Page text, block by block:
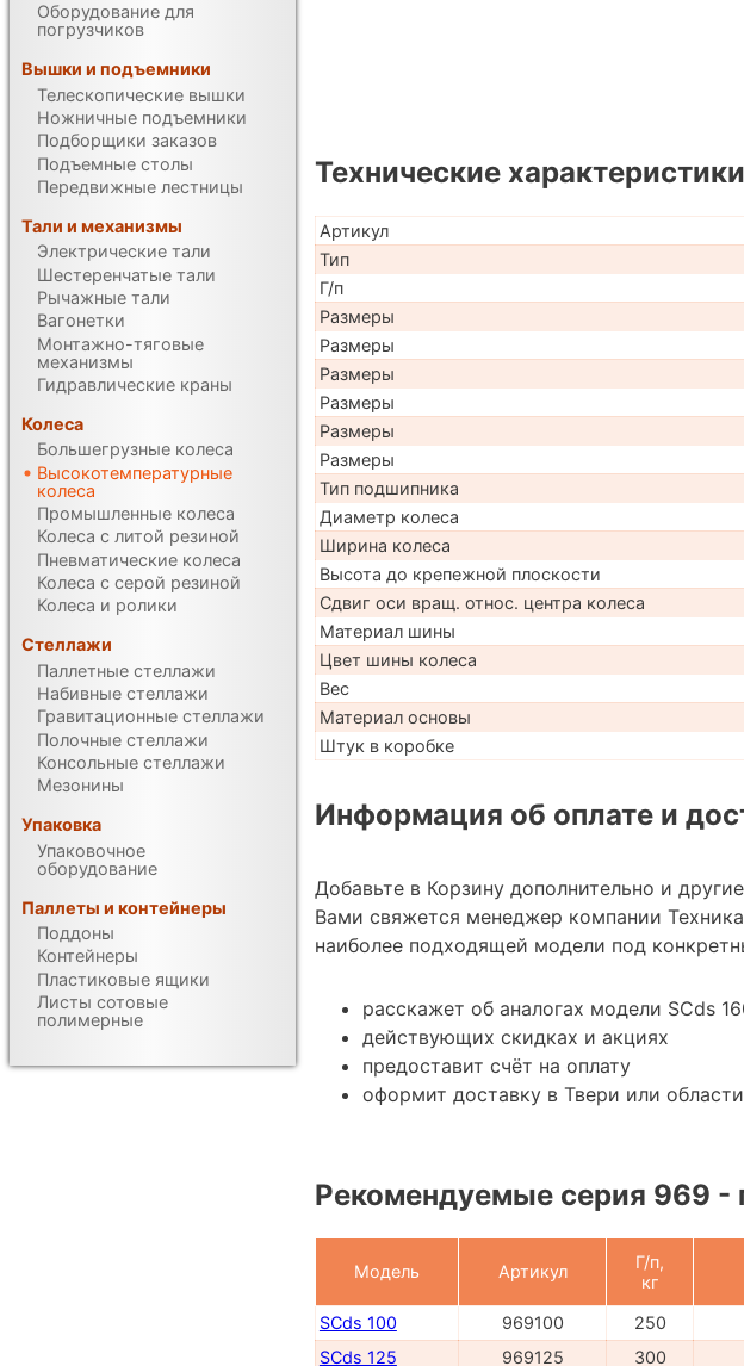
Технические характеристики
Артикул
Тип
Г/п
Размеры
Размеры
Размеры
Размеры
Размеры
Размеры
Тип подшипника
Диаметр колеса
Ширина колеса
Высота до крепежной плоскости
Сдвиг оси вращ. относ. центра колеса
Материал шины
Цвет шины колеса
Вес
Материал основы
Штук в коробке
Информация об оплате и
Добавьте в Корзину дополнительно и
Вами свяжется менеджер компании
наиболее подходящей модели под
расскажет об аналогах модели SCds
действующих скидках и акциях
предоставит счёт на оплату
оформит доставку в Твери или
Рекомендуемые серия 969 -
Модель Артикул
Г/п,
кг
SCds 100 969100 250
SCds 125
969125 300
Оборудование для
погрузчиков
Вышки и подъемники
Телескопические вышки
Ножничные подъемники
Подборщики заказов
Подъемные столы
Передвижные лестницы
Тали и механизмы
Электрические тали
Шестеренчатые тали
Рычажные тали
Вагонетки
Монтажно-тяговые
механизмы
Гидравлические краны
Колеса
Большегрузные колеса
Высокотемпературные
колеса
Промышленные колеса
Колеса с литой резиной
Пневматические колеса
Колеса с серой резиной
Колеса и ролики
Стеллажи
Паллетные стеллажи
Набивные стеллажи
Гравитационные стеллажи
Полочные стеллажи
Консольные стеллажи
Мезонины
Упаковка
Упаковочное
оборудование
Паллеты и контейнеры
Поддоны
Контейнеры
Пластиковые ящики
Листы сотовые
полимерные